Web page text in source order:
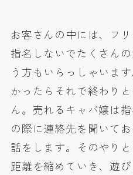
お客さんの中には、フ
指名しないでたくさん
う方もいらっしゃいま
かったらそれで終わり
ん。売れるキャバ嬢は
の際に連絡先を聞いて
話をします。そのやり
距離を縮めていき、遊